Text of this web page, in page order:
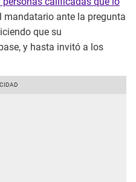
mandatario ante la pregunta
que su
y hasta invitó a los